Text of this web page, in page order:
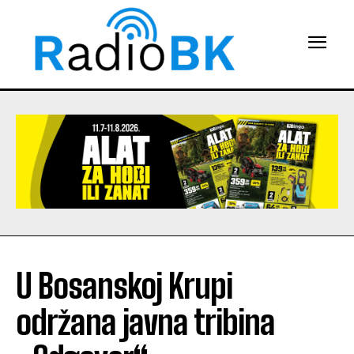
U Bosanskoj Krupi
održana javna tribina